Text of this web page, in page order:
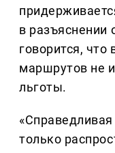
в разъяснении
говорится, что
маршрутов не
льготы.
только